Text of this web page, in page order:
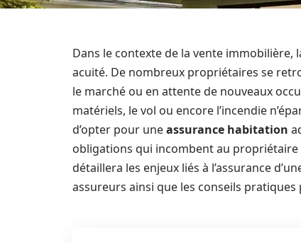
Dans le contexte de la vente immobilière,
acuité. De nombreux propriétaires se
le marché ou en attente de nouveaux
matériels, le vol ou encore l’incendie
d’opter pour uneassurance habitation
obligations qui incombent au
détaillera les enjeux liés à l’assurance
assureurs ainsi que les conseils